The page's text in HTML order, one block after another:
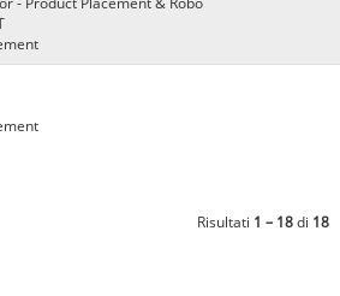
Risultati 1 – 18di 18